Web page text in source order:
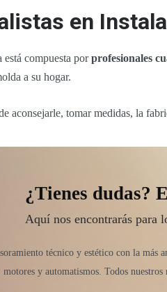
en
compuesta porprofesionales
a su hogar.
aconsejarle, tomar medidas, la
¿Tienes dudas?
Aquí nos encontrarás para
técnico y estético con la más
y automatismos. Todos nuestros